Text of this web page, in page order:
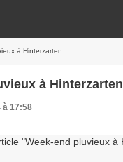
à Hinterzarten
à Hinterzarten
à 17:58